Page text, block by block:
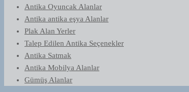
Antika Oyuncak Alanlar
Antika antika eşya Alanlar
Plak Alan Yerler
Talep Edilen Antika Seçenekler
Antika Satmak
Antika Mobilya Alanlar
Gümüş Alanlar